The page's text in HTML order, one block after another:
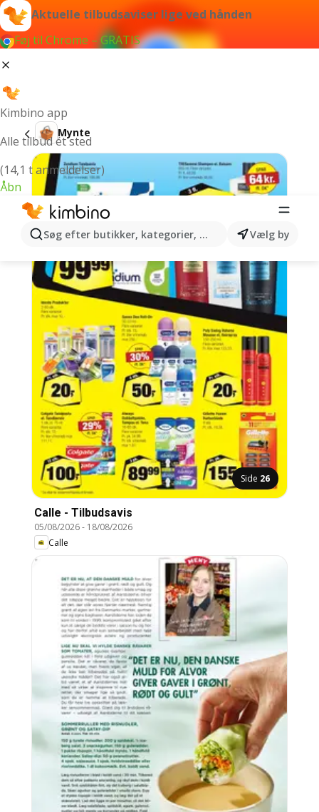
Aktuelle tilbudsaviser lige ved hånden
Føj til Chrome – GRATIS
Kimbino app
Alle tilbud ét sted
(14,1 t anmeldelser)
Åbn
Søg efter butikker, kategorier, produkter...Vælg by
Mynte
Side 26
Calle - Tilbudsavis
05/08/2026- 18/08/2026
Calle